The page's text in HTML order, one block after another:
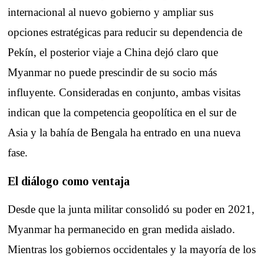
internacional al nuevo gobierno y ampliar sus
opciones estratégicas para reducir su dependencia de
Pekín, el posterior viaje a China dejó claro que
Myanmar no puede prescindir de su socio más
influyente. Consideradas en conjunto, ambas visitas
indican que la competencia geopolítica en el sur de
Asia y la bahía de Bengala ha entrado en una nueva
fase.
El diálogo como ventaja
Desde que la junta militar consolidó su poder en 2021,
Myanmar ha permanecido en gran medida aislado.
Mientras los gobiernos occidentales y la mayoría de los